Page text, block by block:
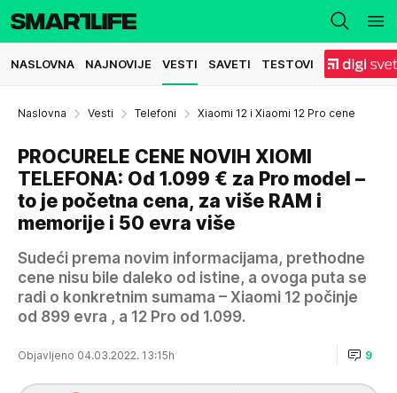
NASLOVNA NAJNOVIJE VESTI SAVETI TESTOVI
Naslovna Vesti Telefoni Xiaomi 12 i Xiaomi 12 Pro cene
PROCURELE CENE NOVIH XIOMI
TELEFONA: Od 1.099 € za Pro model –
to je početna cena, za više RAM i
memorije i 50 evra više
Sudeći prema novim informacijama, prethodne
cene nisu bile daleko od istine, a ovoga puta se
radi o konkretnim sumama – Xiaomi 12 počinje
od 899 evra , a 12 Pro od 1.099.
Objavljeno 04.03.2022. 13:15h 9